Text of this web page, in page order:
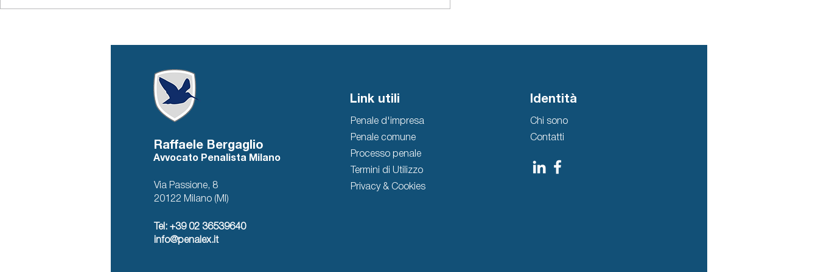
conformità a norme urbanistiche.
alcun effetto estintivo del reato.
Raffaele Bergaglio
Avvocato Penalista Milano
Via Passione, 8
20122 Milano (MI)
Tel: +39 02 36539640
info@penalex.it
Link utili
Penale d'impresa
Penale comune
Processo penale
Termini di Utilizzo
Privacy & Cookies
Identità
Chi sono
Contatti